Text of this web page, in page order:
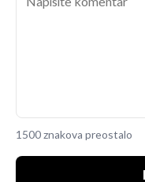
1500 znakova preostalo